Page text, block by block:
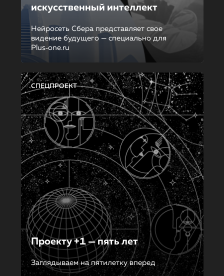
искусственный интеллект
Нейросеть Сбера представляет свое
видение будущего — специально для
Plus‑one.ru
СПЕЦПРОЕКТ
Проекту +1 — пять лет
Заглядываем на пятилетку вперед